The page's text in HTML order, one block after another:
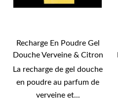
Recharge En Poudre Gel
Douche Verveine & Citron
25 Gr -Pimpant-
La recharge de gel douche
en poudre au parfum de
verveine et...